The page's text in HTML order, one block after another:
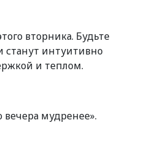
вторника. Будьте
станут интуитивно
и теплом.
вечера мудренее».